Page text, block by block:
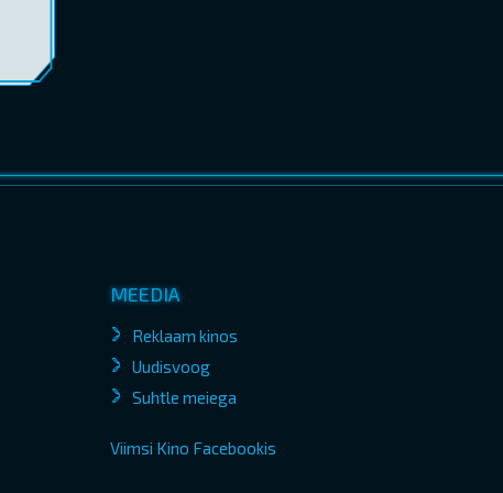
MEEDIA
Reklaam kinos
Uudisvoog
Suhtle meiega
Viimsi Kino Facebookis